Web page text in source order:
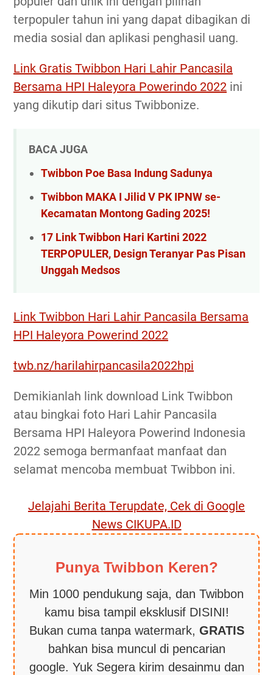
terpopuler tahun ini yang dapat dibagikan di
media sosial dan aplikasi penghasil uang.
Link Gratis Twibbon Hari Lahir Pancasila
Bersama HPI Haleyora Powerindo 2022 ini
yang dikutip dari situs Twibbonize.
BACA JUGA
Twibbon Poe Basa Indung Sadunya
Twibbon MAKA I Jilid V PK IPNW se-
Kecamatan Montong Gading 2025!
17 Link Twibbon Hari Kartini 2022
TERPOPULER, Design Teranyar Pas Pisan
Unggah Medsos
Link Twibbon Hari Lahir Pancasila Bersama
HPI Haleyora Powerind 2022
twb.nz/harilahirpancasila2022hpi
Demikianlah link download Link Twibbon
atau bingkai foto Hari Lahir Pancasila
Bersama HPI Haleyora Powerind Indonesia
2022 semoga bermanfaat manfaat dan
selamat mencoba membuat Twibbon ini.
Jelajahi Berita Terupdate, Cek di Google
News CIKUPA.ID
Punya Twibbon Keren?
Min 1000 pendukung saja, dan Twibbon
kamu bisa tampil eksklusif DISINI!
Bukan cuma tanpa watermark, GRATIS
bahkan bisa muncul di pencarian
google. Yuk Segera kirim desainmu dan